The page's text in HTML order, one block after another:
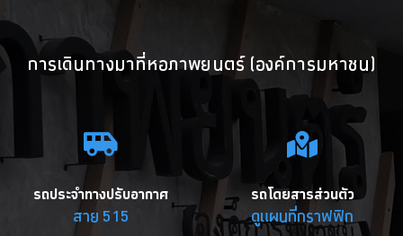
การเดินทางมาที่หอภาพยนตร์ (องค์การมหาชน)
รถประจำทางปรับอากาศ
สาย 515
รถโดยสารส่วนตัว
ดูแผนที่กราฟฟิก